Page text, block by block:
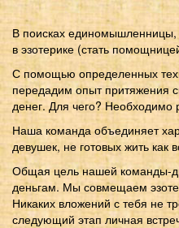
В поисках единомышленницы,
в эзотерике (стать
С помощью определенных
передадим опыт притяжения
денег. Для чего? Необходимо
Наша команда объединяет
девушек, не готовых жить как
Общая цель нашей команды-
деньгам. Мы совмещаем
Никаких вложений с тебя не
следующий этап личная